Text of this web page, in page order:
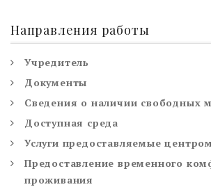
Направления работы
Учредитель
Документы
Сведения о наличии свободных
Доступная среда
Услуги предоставляемые центром
Предоставление временного
проживания